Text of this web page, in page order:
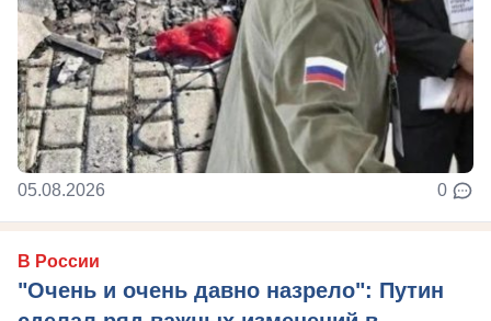
05.08.2026 0
В России
"Очень и очень давно назрело": Путин